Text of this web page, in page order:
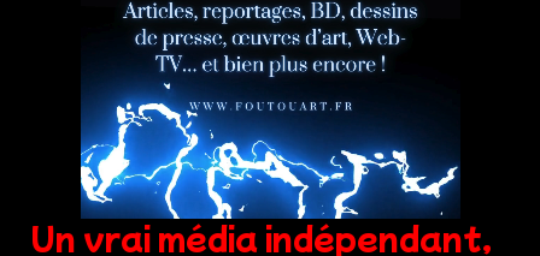
Un vrai média indépendant,